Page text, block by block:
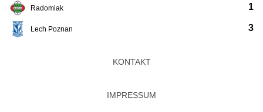
Radomiak
Lech Poznan
1
3
KONTAKT
IMPRESSUM